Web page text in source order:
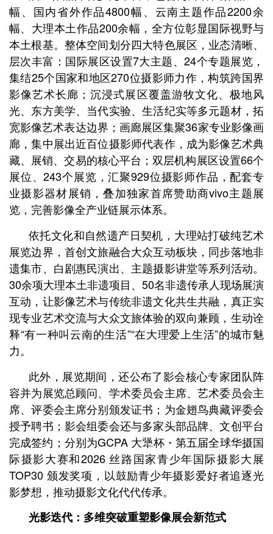
幅、国内省外作品4800幅、云南主题作品2200余
幅、大理本土作品200余幅，全方位彰显国际视野与
本土根基。整体空间划分四大特色展区，业态清晰、
层次丰富：国际展区设置7大主题、24个专题展览，
集结25个国家和地区270位摄影师力作，构筑跨国界
影像艺术长廊；沉浸式展区覆盖游牧文化、极地风
光、东方美学、当代实验、生活纪实等多元题材，拓
宽影像艺术表达边界；画廊展区集聚36家专业影像画
廊，集中展出近百位摄影师代表作，成为影像艺术典
藏、展销、交易的核心平台；双层机构展区设置66个
展位、243个展览，汇聚929位摄影师作品，配套专
业摄影器材展销，叠加独家首席赞助商vivo主题展
览，完善影像全产业链展示体系。
依托文化和自然遗产日契机，大理站打破纯艺术
展览边界，首创文旅融合大众互动板块，同步落地非
遗集市、白剧惠民演出、主题摄影讲堂等系列活动。
30余项大理本土非遗项目、50名非遗传承人现场展演
互动，让影像艺术与传统非遗文化共生共融，真正实
现专业艺术交流与大众文旅体验的双向兼顾，生动诠
释“有一种叫云南的生活”“在大理爱上生活”的城市魅
力。
此外，展览期间，还公布了影会核心专家团队阵
容并为展览总顾问、学术委员会主席、艺术委员会主
席、评委会主席分别颁发证书；为金翅鸟典藏评委会
授予聘书；影会组委会还与多家头部品牌、文创平台
完成签约；分别为GCPA 大犟杯・第五届全球华摄国
际摄影大赛和2026 丝路国家青少年国际摄影大展
TOP30 颁发奖项，以鼓励青少年摄影爱好者追逐光
影梦想，推动摄影文化代代传承。
光影迭代：多维突破重塑影像展会新范式